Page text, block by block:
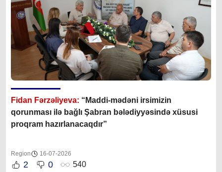
Fidan Fərzəliyeva: “Maddi-mədəni irsimizin
qorunması ilə bağlı Şabran bələdiyyəsində xüsusi
proqram hazırlanacaqdır”
Region 16-07-2026
2 0 540